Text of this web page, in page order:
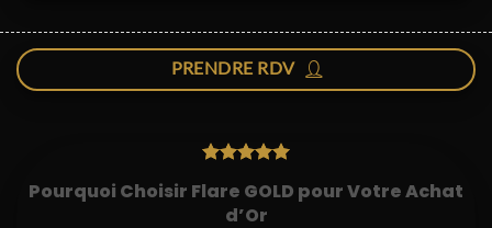
PRENDRE RDV
Pourquoi Choisir Flare GOLD pour Votre Achat
d’Or